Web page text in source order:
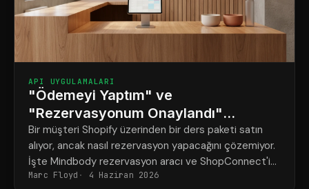
API UYGULAMALARI
"Ödemeyi Yaptım" ve
"Rezervasyonum Onaylandı"
Arasındaki Fark
Bir müşteri Shopify üzerinden bir ders paketi satın
alıyor, ancak nasıl rezervasyon yapacağını çözemiyor.
İşte Mindbody rezervasyon aracı ve ShopConnect'in
bu sorunu nasıl tamamen çözdüğü.
Marc Floyd 4 Haziran 2026